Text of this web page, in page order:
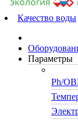
Качество воды
Параметры
Ph/